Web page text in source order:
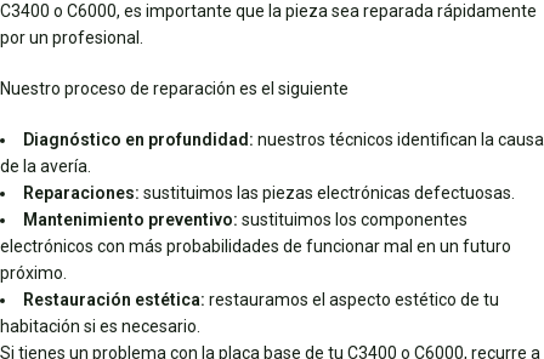
C3400 o C6000, es importante que la pieza sea reparada rápidamente
por un profesional.
Nuestro proceso de reparación es el siguiente
Diagnóstico en profundidad: nuestros técnicos identifican la causa
de la avería.
Reparaciones: sustituimos las piezas electrónicas defectuosas.
Mantenimiento preventivo: sustituimos los componentes
electrónicos con más probabilidades de funcionar mal en un futuro
próximo.
Restauración estética: restauramos el aspecto estético de tu
habitación si es necesario.
Si tienes un problema con la placa base de tu C3400 o C6000, recurre a